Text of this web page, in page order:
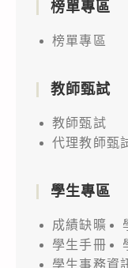
榜單專區
榜單專區
教師甄試
教師甄試
代理教師甄
學生專區
成績缺曠
學生手冊
學生事務資